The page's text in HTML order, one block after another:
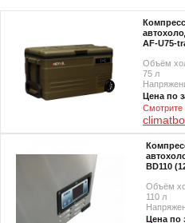
AF-U75-
Объём
75 л
Цена по
Смотрите
BD110
Объём
110 л
Цена по